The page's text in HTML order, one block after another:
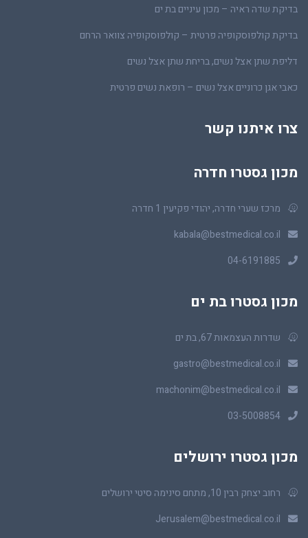
בדיקת שדה ראיה – מכון עיניים בת ים
בדיקת קולפוסקופיה פרטית – קולפוסקופיה צוואר הרחם
דליפת שתן אצל נשים, בריחת שתן אצל נשים
כאבי אגן כרוניים אצל נשים – רופאת נשים פרטית
צרו איתנו קשר
מכון גסטרו חדרה
מרכז שערי חדרה, יהודי פקיעין 1 חדרה
kabala@bestmedical.co.il
04-6191885
מכון גסטרו בת ים
שדרות העצמאות 67, בת ים
gastro@bestmedical.co.il
machonim@bestmedical.co.il
03-5008854
מכון גסטרו ירושלים
רחוב יצחק רבין 10, מתחם סינימה סיטי ירושלים
Jerusalem@bestmedical.co.il